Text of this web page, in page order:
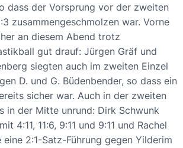
dass der Vorsprung vor der zweiten
zusammengeschmolzen war. Vorne
an diesem Abend trotz
gut drauf: Jürgen Gräf und
siegten auch im zweiten Einzel
D. und G. Büdenbender, so dass ein
sicher war. Auch in der zweiten
in der Mitte unrund: Dirk Schwunk
4:11, 11:6, 9:11 und 9:11 und Rachel
eine 2:1-Satz-Führung gegen Yilderim